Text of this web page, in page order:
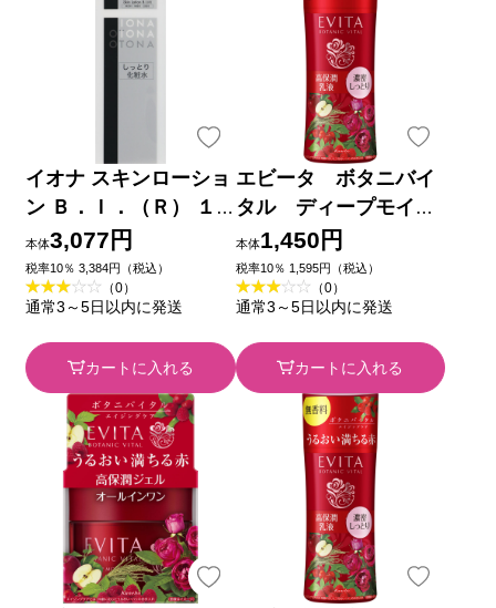
イオナ スキンローショ
ン Ｂ．Ｉ．（Ｒ） １
２０ｍｌ イオナインタ
ーナショナル
本体3,077円
税率10％ 3,384円（税込）
（0）
通常3～5日以内に発送
カートに入れる
エビータ ボタニバイ
タル ディープモイス
チャーミルク３ １３０
ｍｌ カネボウ化粧品
本体1,450円
税率10％ 1,595円（税込）
（0）
通常3～5日以内に発送
カートに入れる